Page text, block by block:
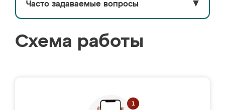
Часто задаваемые вопросы ▼
Схема работы